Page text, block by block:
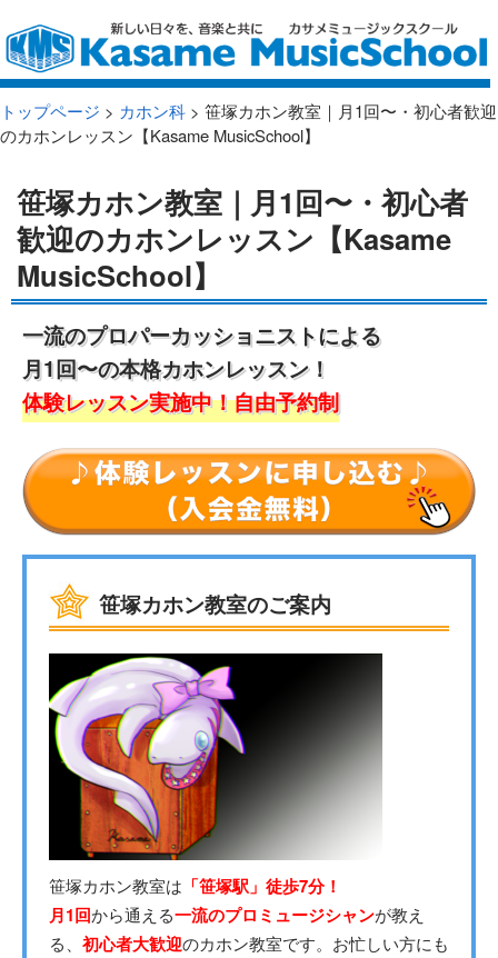
トップページ > カホン科 > 笹塚カホン教室｜月1回〜・初心者歓迎
のカホンレッスン【Kasame MusicSchool】
笹塚カホン教室｜月1回〜・初心者
歓迎のカホンレッスン【Kasame
MusicSchool】
一流のプロパーカッショニストによる
月1回〜の本格カホンレッスン！
体験レッスン実施中！自由予約制
笹塚カホン教室のご案内
笹塚カホン教室は 「笹塚駅」徒歩7分！
月1回から通える一流のプロミュージシャンが教え
る、 初心者大歓迎のカホン教室です。お忙しい方にも